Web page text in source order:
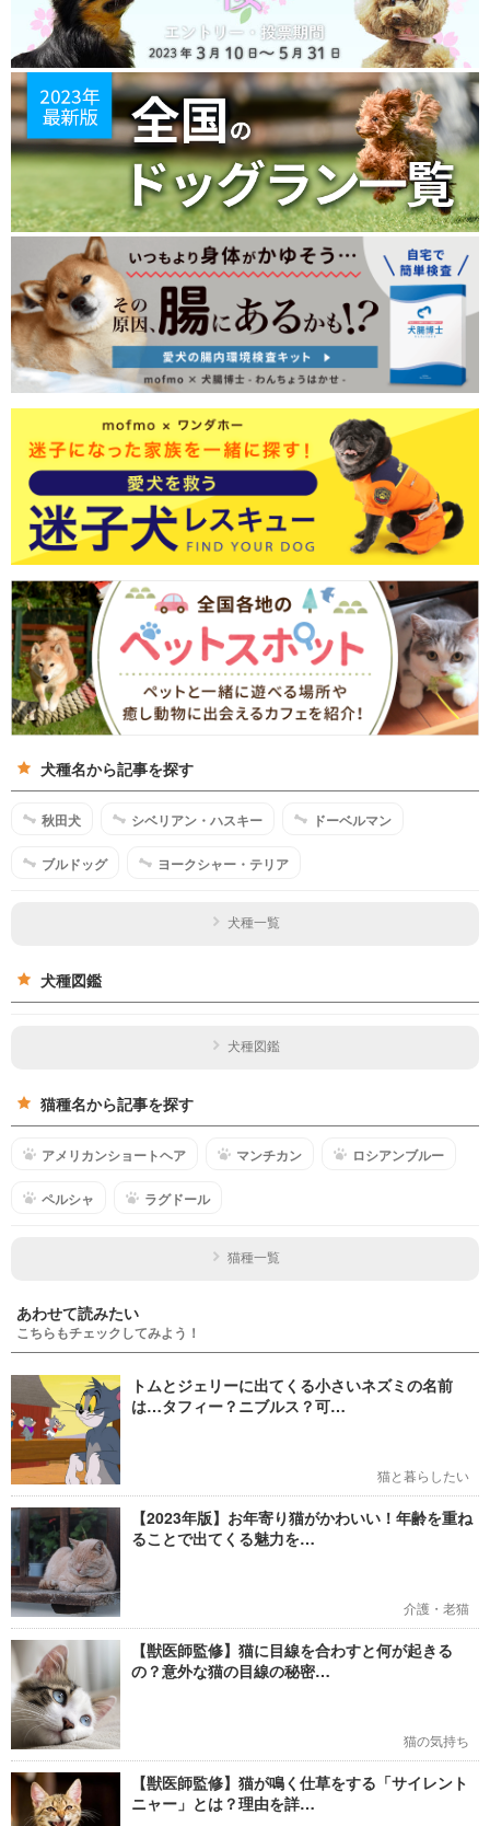
犬種名から記事を探す
秋田犬 シベリアン・ハスキー ドーベルマン
ブルドッグ ヨークシャー・テリア
犬種一覧
犬種図鑑
犬種図鑑
猫種名から記事を探す
アメリカンショートヘア マンチカン ロシアンブルー
ペルシャ ラグドール
猫種一覧
あわせて読みたい
こちらもチェックしてみよう！
トムとジェリーに出てくる小さいネズミの名前
は…タフィー？ニブルス？可…
猫と暮らしたい
【2023年版】お年寄り猫がかわいい！年齢を重ね
ることで出てくる魅力を…
介護・老猫
【獣医師監修】猫に目線を合わすと何が起きる
の？意外な猫の目線の秘密…
猫の気持ち
【獣医師監修】猫が鳴く仕草をする「サイレント
ニャー」とは？理由を詳…